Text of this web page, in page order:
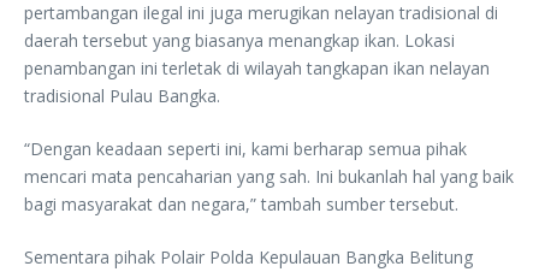
pertambangan ilegal ini juga merugikan nelayan tradisional di
daerah tersebut yang biasanya menangkap ikan. Lokasi
penambangan ini terletak di wilayah tangkapan ikan nelayan
tradisional Pulau Bangka.
“Dengan keadaan seperti ini, kami berharap semua pihak
mencari mata pencaharian yang sah. Ini bukanlah hal yang baik
bagi masyarakat dan negara,” tambah sumber tersebut.
Sementara pihak Polair Polda Kepulauan Bangka Belitung